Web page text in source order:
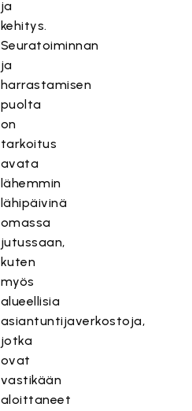
ja
kehitys.
Seuratoiminnan
ja
harrastamisen
puolta
on
tarkoitus
avata
lähemmin
lähipäivinä
omassa
jutussaan,
kuten
myös
alueellisia
asiantuntijaverkostoja,
jotka
ovat
vastikään
aloittaneet